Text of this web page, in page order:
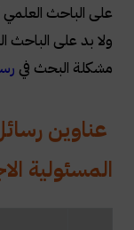
على الباحث العلمي
ولا بد على
مشكلة البحث في
عناوين
المسئولية